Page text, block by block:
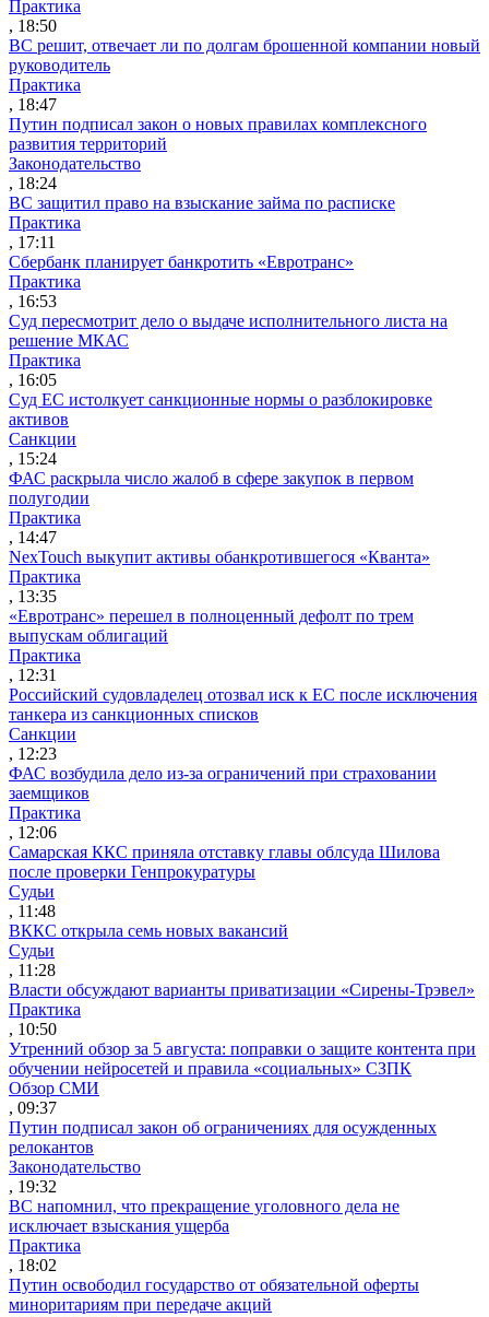
Практика
, 18:50
ВС решит, отвечает ли по долгам брошенной компании новый
руководитель
Практика
, 18:47
Путин подписал закон о новых правилах комплексного
развития территорий
Законодательство
, 18:24
ВС защитил право на взыскание займа по расписке
Практика
, 17:11
Сбербанк планирует банкротить «Евротранс»
Практика
, 16:53
Суд пересмотрит дело о выдаче исполнительного листа на
решение МКАС
Практика
, 16:05
Суд ЕС истолкует санкционные нормы о разблокировке
активов
Санкции
, 15:24
ФАС раскрыла число жалоб в сфере закупок в первом
полугодии
Практика
, 14:47
NexTouch выкупит активы обанкротившегося «Кванта»
Практика
, 13:35
«Евротранс» перешел в полноценный дефолт по трем
выпускам облигаций
Практика
, 12:31
Российский судовладелец отозвал иск к ЕС после исключения
танкера из санкционных списков
Санкции
, 12:23
ФАС возбудила дело из-за ограничений при страховании
заемщиков
Практика
, 12:06
Самарская ККС приняла отставку главы облсуда Шилова
после проверки Генпрокуратуры
Судьи
, 11:48
ВККС открыла семь новых вакансий
Судьи
, 11:28
Власти обсуждают варианты приватизации «Сирены-Трэвел»
Практика
, 10:50
Утренний обзор за 5 августа: поправки о защите контента при
обучении нейросетей и правила «социальных» СЗПК
Обзор СМИ
, 09:37
Путин подписал закон об ограничениях для осужденных
релокантов
Законодательство
, 19:32
ВС напомнил, что прекращение уголовного дела не
исключает взыскания ущерба
Практика
, 18:02
Путин освободил государство от обязательной оферты
миноритариям при передаче акций